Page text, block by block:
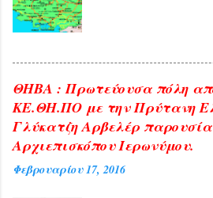
ΘΗΒΑ : Πρωτεύουσα πόλη
ΚΕ.ΘΗ.ΠΟ με την Πρύτανη
Γλύκατζη Αρβελέρ
Αρχιεπισκόπου Ιερωνύμου.
Φεβρουαρίου 17, 2016